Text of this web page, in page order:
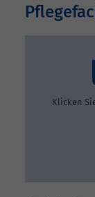
Klicken